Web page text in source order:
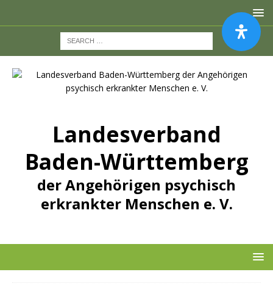
Landesverband
Baden-Württemberg
der Angehörigen psychisch
erkrankter Menschen e. V.